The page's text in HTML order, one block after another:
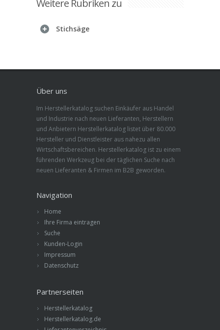
Weitere Rubriken zu
Stichsäge
Über uns
Im Herstellerkatalog suchen Einkäufer aus Handel
und Industrie nach neuen Lieferanten, Herstellern
und Anbietern Herstellerkatalog listet über 80.000
Hersteller und Dienstleister aus nahezu allen
Wirtschaftsbereichen. Herstellerkatalog ist zu einem
führenden Werkzeug bei der täglichen Suche nach
neuen Lieferanten & Firmen im B2B geworden.
Navigation
Home
Ihre Firma eintragen
Suche
Kunden-Login
Impressum
Datenschutz
Partnerseiten
Herstellerkatalog
Herstellerkatalog.de